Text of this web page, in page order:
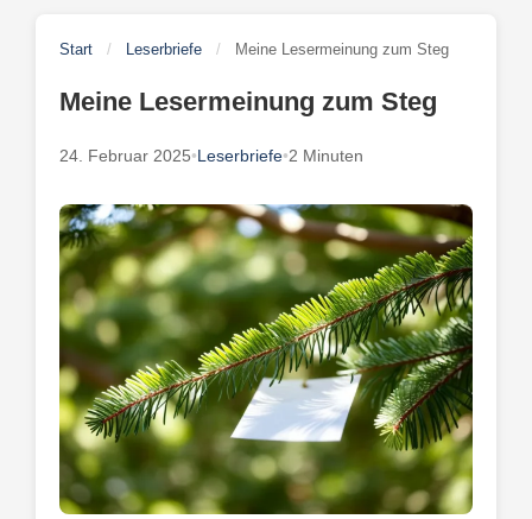
Start / Leserbriefe / Meine Lesermeinung zum Steg
Meine Lesermeinung zum Steg
24. Februar 2025•Leserbriefe•2 Minuten